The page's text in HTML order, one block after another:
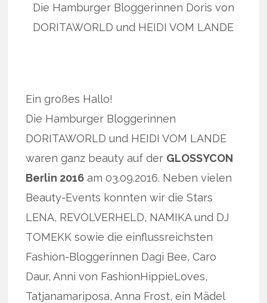
Die Hamburger Bloggerinnen Doris von
DORITAWORLD und HEIDI VOM LANDE
Ein großes Hallo!
Die Hamburger Bloggerinnen
DORITAWORLD und HEIDI VOM LANDE
waren ganz beauty auf der GLOSSYCON
Berlin 2016 am 03.09.2016. Neben vielen
Beauty-Events konnten wir die Stars
LENA, REVOLVERHELD, NAMIKA und DJ
TOMEKK sowie die einflussreichsten
Fashion-Bloggerinnen Dagi Bee, Caro
Daur, Anni von FashionHippieLoves,
Tatjanamariposa, Anna Frost, ein Mädel